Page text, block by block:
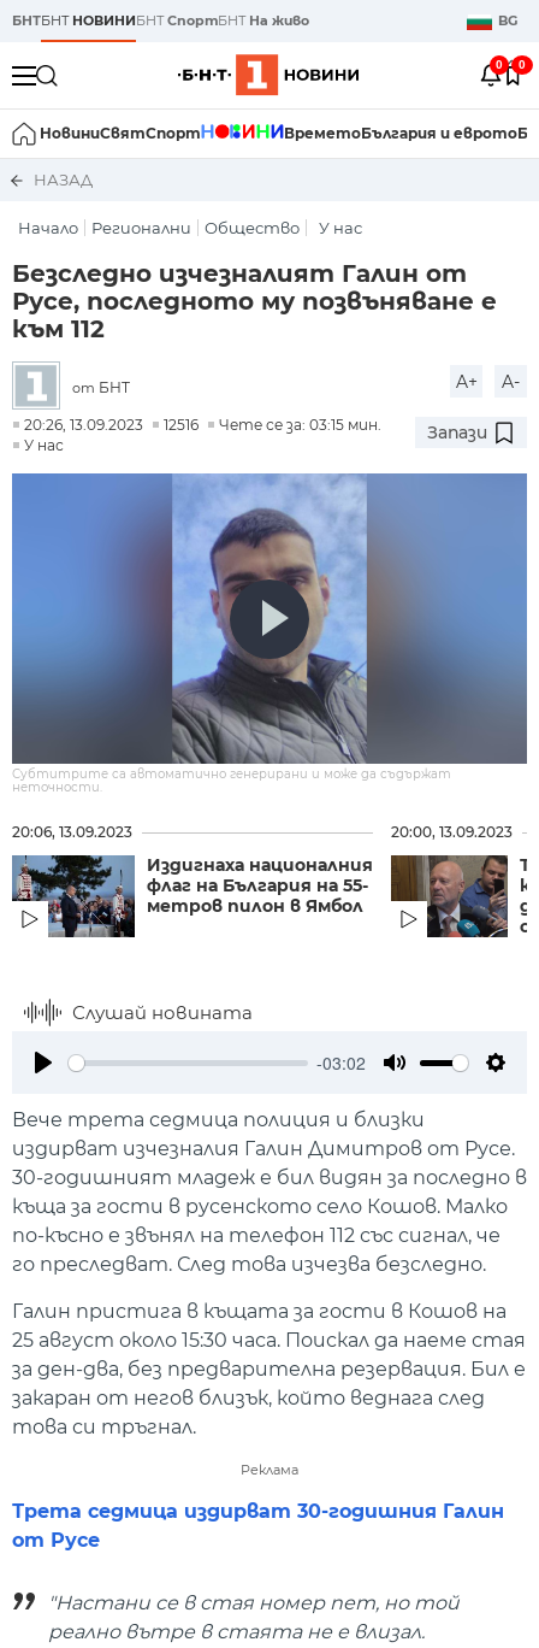
БНТБНТ НОВИНИБНТСпортБНТ На живо BG
0 0
НовиниСвятСпорт ВреметоБългария и еврото
НАЗАД
Начало Регионални Общество У нас
Безследно изчезналият Галин от
Русе, последното му позвъняване е
към 112
от БНТ A+ A-
20:26, 13.09.2023 12516
Чете се за: 03:15 мин.
У нас
Запази
Субтитрите са автоматично генерирани и може да съдържат
неточности.
20:06, 13.09.2023
Издигнаха националния
флаг на България на 55-
метров пилон в Ямбол
20:00, 13.09.2023
Слушай новината
-03:02
Вече трета седмица полиция и близки
издирват изчезналия Галин Димитров от Русе.
30-годишният младеж е бил видян за последно в
къща за гости в русенското село Кошов. Малко
по-късно е звънял на телефон 112 със сигнал, че
го преследват. След това изчезва безследно.
Галин пристига в къщата за гости в Кошов на
25 август около 15:30 часа. Поискал да наеме стая
за ден-два, без предварителна резервация. Бил е
закаран от негов близък, който веднага след
това си тръгнал.
Реклама
Трета седмица издирват 30-годишния Галин
от Русе
"Настани се в стая номер пет, но той
реално вътре в стаята не е влизал.